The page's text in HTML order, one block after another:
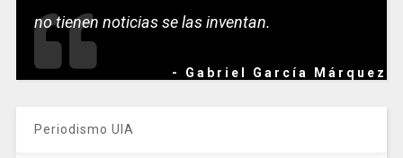
no tienen noticias se las inventan.
- Gabriel García Márquez
Periodismo UIA